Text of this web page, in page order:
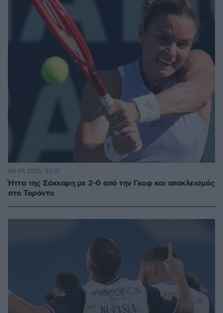
Ήττα της Σάκκαρη με 2-0 από την Γκοφ και αποκλεισμός
στο Τορόντο
08.08.2026, 03:37